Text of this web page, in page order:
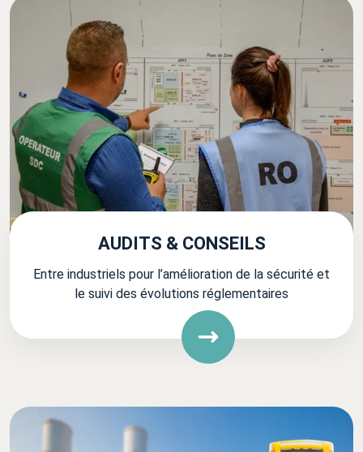
AUDITS & CONSEILS
Entre industriels pour l’amélioration de la sécurité et
le suivi des évolutions réglementaires